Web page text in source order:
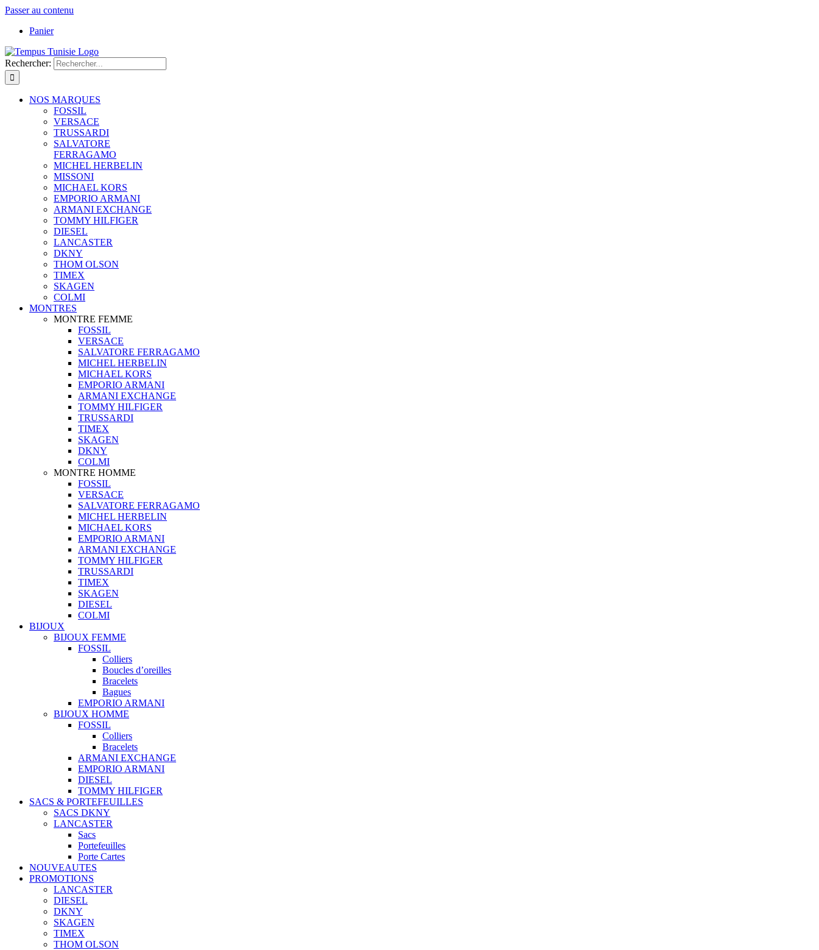
Passer au contenu
Panier
Rechercher:
NOS MARQUES
FOSSIL
VERSACE
TRUSSARDI
SALVATORE
FERRAGAMO
MICHEL HERBELIN
MISSONI
MICHAEL KORS
EMPORIO ARMANI
ARMANI EXCHANGE
TOMMY HILFIGER
DIESEL
LANCASTER
DKNY
THOM OLSON
TIMEX
SKAGEN
COLMI
MONTRES
MONTRE FEMME
FOSSIL
VERSACE
SALVATORE FERRAGAMO
MICHEL HERBELIN
MICHAEL KORS
EMPORIO ARMANI
ARMANI EXCHANGE
TOMMY HILFIGER
TRUSSARDI
TIMEX
SKAGEN
DKNY
COLMI
MONTRE HOMME
FOSSIL
VERSACE
SALVATORE FERRAGAMO
MICHEL HERBELIN
MICHAEL KORS
EMPORIO ARMANI
ARMANI EXCHANGE
TOMMY HILFIGER
TRUSSARDI
TIMEX
SKAGEN
DIESEL
COLMI
BIJOUX
BIJOUX FEMME
FOSSIL
Colliers
Boucles d’oreilles
Bracelets
Bagues
EMPORIO ARMANI
BIJOUX HOMME
FOSSIL
Colliers
Bracelets
ARMANI EXCHANGE
EMPORIO ARMANI
DIESEL
TOMMY HILFIGER
SACS & PORTEFEUILLES
SACS DKNY
LANCASTER
Sacs
Portefeuilles
Porte Cartes
NOUVEAUTES
PROMOTIONS
LANCASTER
DIESEL
DKNY
SKAGEN
TIMEX
THOM OLSON